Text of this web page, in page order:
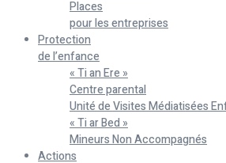
Places
pour les entreprises
Protection
de l’enfance
« Ti an Ere »
Centre parental
Unité de Visites Médiatisées
« Ti ar Bed »
Mineurs Non Accompagnés
Actions